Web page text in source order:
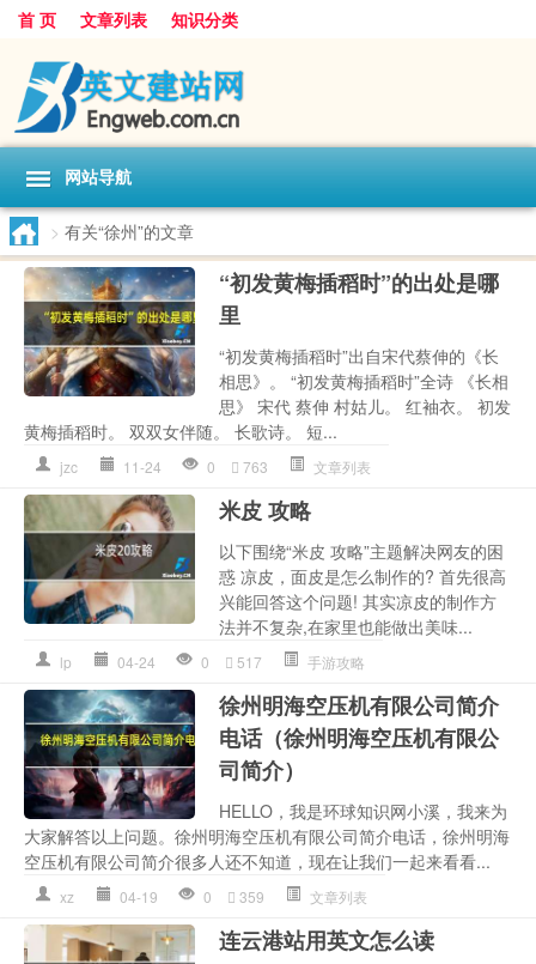
首 页 文章列表 知识分类
网站导航
> 有关“徐州”的文章
“初发黄梅插稻时”的出处是哪
里
“初发黄梅插稻时”出自宋代蔡伸的《长
相思》。 “初发黄梅插稻时”全诗 《长相
思》 宋代 蔡伸 村姑儿。 红袖衣。 初发
黄梅插稻时。 双双女伴随。 长歌诗。 短...
jzc 11-24 0 763 文章列表
米皮 攻略
以下围绕“米皮 攻略”主题解决网友的困
惑 凉皮，面皮是怎么制作的? 首先很高
兴能回答这个问题! 其实凉皮的制作方
法并不复杂,在家里也能做出美味...
lp 04-24 0 517 手游攻略
徐州明海空压机有限公司简介
电话（徐州明海空压机有限公
司简介）
HELLO，我是环球知识网小溪，我来为
大家解答以上问题。徐州明海空压机有限公司简介电话，徐州明海
空压机有限公司简介很多人还不知道，现在让我们一起来看看...
xz 04-19 0 359 文章列表
连云港站用英文怎么读